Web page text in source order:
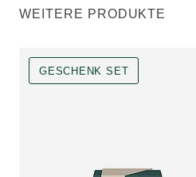
WEITERE PRODUKTE
GESCHENK SET